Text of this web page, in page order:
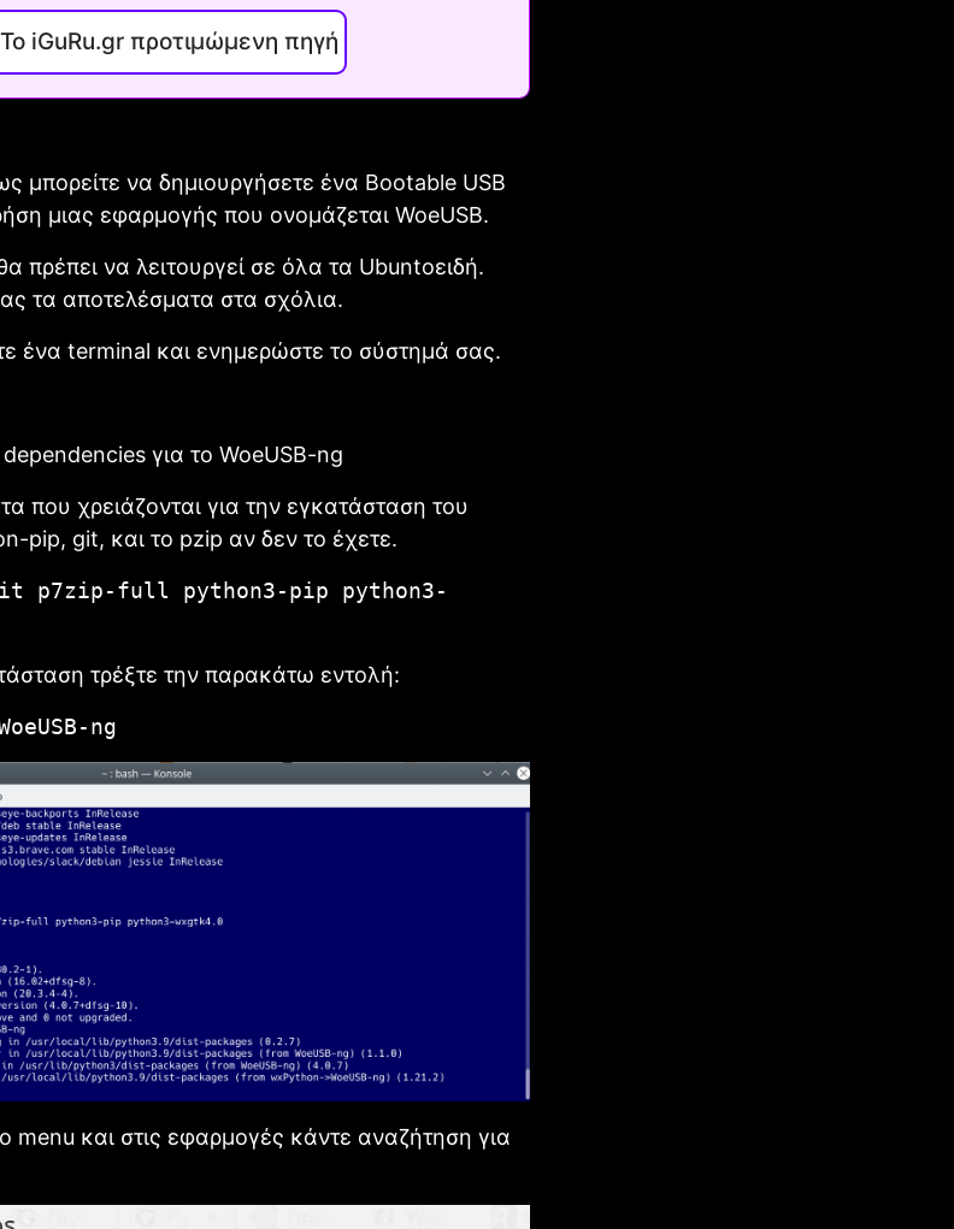
Το iGuRu.gr προτιμώμενη πηγή
μπορείτε να δημιουργήσετε ένα Bootable USB
μιας εφαρμογής που ονομάζεται WoeUSB.
πρέπει να λειτουργεί σε όλα τα Ubuntοειδή.
τα αποτελέσματα στα σχόλια.
ένα terminal και ενημερώστε το σύστημά σας.
για το WoeUSB-ng
που χρειάζονται για την εγκατάσταση του
pip, git, και το pzip αν δεν το έχετε.
p7zip-full python3-pip python3-
τρέξτε την παρακάτω εντολή:
ng
menu και στις εφαρμογές κάντε αναζήτηση για